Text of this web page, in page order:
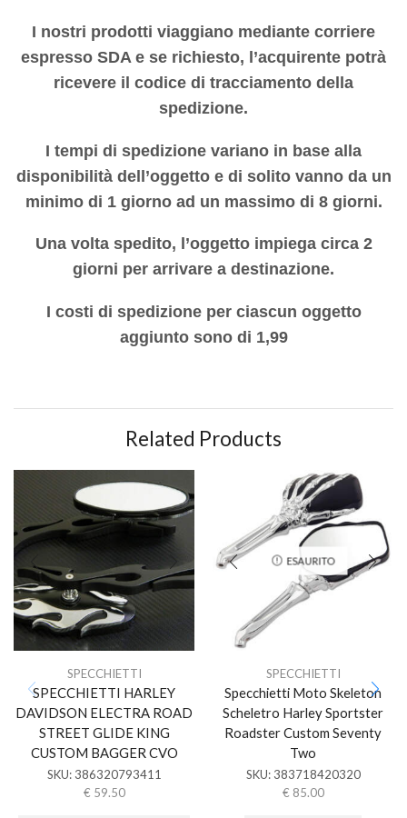
I nostri prodotti viaggiano mediante corriere
espresso SDA e se richiesto, l’acquirente potrà
ricevere il codice di tracciamento della
spedizione.
I tempi di spedizione variano in base alla
disponibilità dell’oggetto e di solito vanno da un
minimo di 1 giorno ad un massimo di 8 giorni.
Una volta spedito, l’oggetto impiega circa 2
giorni per arrivare a destinazione.
I costi di spedizione per ciascun oggetto
aggiunto sono di 1,99
Related Products
SPECCHIETTI
SPECCHIETTI HARLEY
DAVIDSON ELECTRA ROAD
STREET GLIDE KING
CUSTOM BAGGER CVO
SKU: 386320793411
€ 59.50
ESAURITO
SPECCHIETTI
Specchietti Moto Skeleton
Scheletro Harley Sportster
Roadster Custom Seventy
Two
SKU: 383718420320
€ 85.00